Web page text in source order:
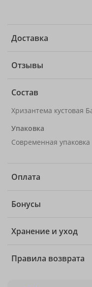
Доставка
Отзывы
Состав
Хризантема кустовая
Упаковка
Современная упаковка
Оплата
Бонусы
Хранение и уход
Правила возврата